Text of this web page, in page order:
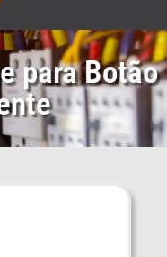
para Botão